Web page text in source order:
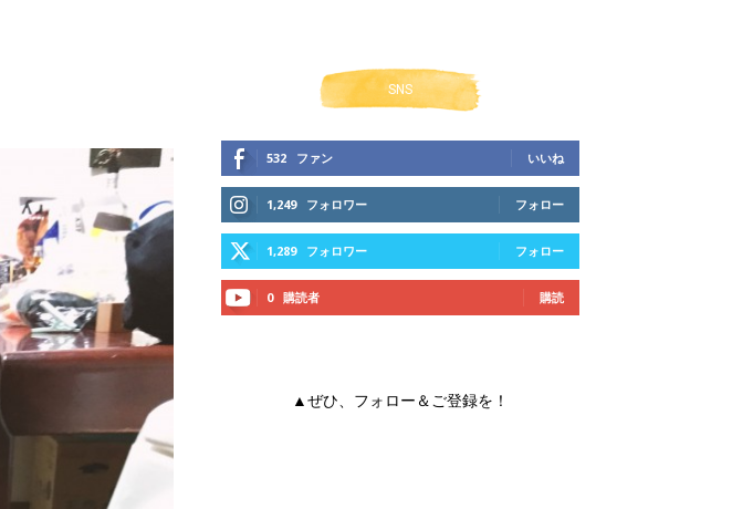
SNS
532 ファン いいね
1,249 フォロワー フォロー
1,289 フォロワー フォロー
0 購読者 購読
▲ぜひ、フォロー＆ご登録を！